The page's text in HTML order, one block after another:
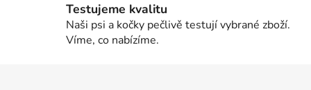
Testujeme kvalitu
Naši psi a kočky pečlivě testují vybrané zboží.
Víme, co nabízíme.